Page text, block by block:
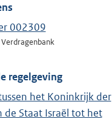
002309
regelgeving
het Koninkrijk der
de Staat Israël tot het